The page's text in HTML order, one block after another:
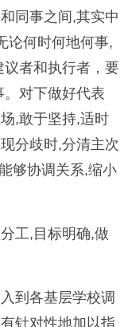
同事之间,其实中
论何时何地何事,
者和执行者，要
对下做好代表
,敢于坚持,适时
分歧时,分清主次
够协调关系,缩小
工,目标明确,做
到各基层学校调
针对性地加以指